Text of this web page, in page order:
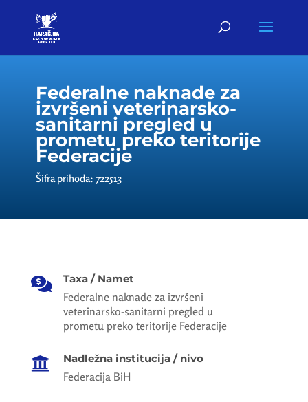
Federalne naknade za
izvršeni veterinarsko-
sanitarni pregled u
prometu preko teritorije
Federacije
Šifra prihoda: 722513
 Taxa / Namet
Federalne naknade za izvršeni
veterinarsko-sanitarni pregled u
prometu preko teritorije Federacije
 Nadležna institucija / nivo
Federacija BiH